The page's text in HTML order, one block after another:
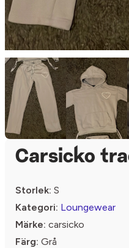
Carsicko
Storlek: S
Kategori: Loungewear
Märke: carsicko
Färg: Grå